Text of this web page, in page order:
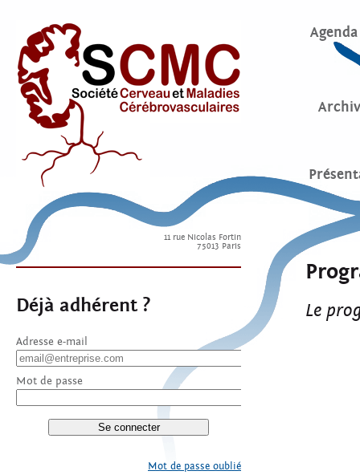
Agenda
11 rue Nicolas Fortin
75013 Paris
Déjà adhérent ?
Adresse e-mail
Mot de passe
Mot de passe oublié
Le